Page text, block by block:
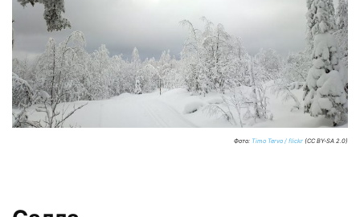
Фото: Timo Tervo / flickr (CC BY-SA 2.0)